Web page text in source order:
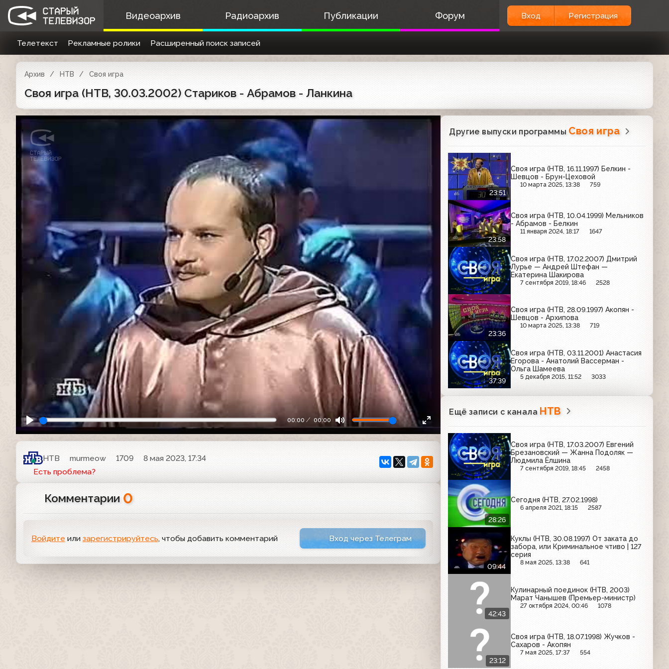
Видеоархив Радиоархив Публикации Форум Вход Регистрация
Телетекст Рекламные ролики Расширенный поиск записей
Архив НТВ Своя игра
Своя игра (НТВ, 30.03.2002) Стариков - Абрамов - Ланкина
00:00 00:00
НТВ murmeow 1709
8 мая 2023, 17:34
Есть проблема?
Комментарии 0
Войдите или зарегистрируйтесь, чтобы добавить комментарий Вход через Телеграм
Другие выпуски программы Своя игра
23:51
Своя игра (НТВ, 16.11.1997) Белкин -
Шевцов - Брун-Цеховой
10 марта 2025, 13:38 759
23:58
Своя игра (НТВ, 10.04.1999) Мельников
- Абрамов - Белкин
11 января 2024, 18:17 1647
Своя игра (НТВ, 17.02.2007) Дмитрий
Лурье — Андрей Штефан —
Екатерина Шакирова
7 сентября 2019, 18:46 2528
23:36
Своя игра (НТВ, 28.09.1997) Акопян -
Шевцов - Архипова
10 марта 2025, 13:38 719
37:39
Своя игра (НТВ, 03.11.2001) Анастасия
Егорова - Анатолий Вассерман -
Ольга Шамеева
5 декабря 2015, 11:52 3033
Ещё записи с канала НТВ
Своя игра (НТВ, 17.03.2007) Евгений
Брезановский — Жанна Подоляк —
Людмила Ёлшина
7 сентября 2019, 18:45 2458
28:26
Сегодня (НТВ, 27.02.1998)
6 апреля 2021, 18:15 2587
09:44
Куклы (НТВ, 30.08.1997) От заката до
забора, или Криминальное чтиво | 127
серия
8 мая 2025, 13:38 641
42:43
Кулинарный поединок (НТВ, 2003)
Марат Чанышев (Премьер-министр)
27 октября 2024, 00:46 1078
23:12
Своя игра (НТВ, 18.07.1998) Жучков -
Сахаров - Акопян
7 мая 2025, 17:37 554